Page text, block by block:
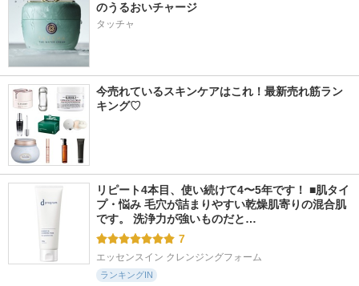
のうるおいチャージ
タッチャ
今売れているスキンケアはこれ！最新売れ筋ラン
キング♡
リピート4本目、使い続けて4〜5年です！ ■肌タイ
プ・悩み 毛穴が詰まりやすい乾燥肌寄りの混合肌
です。 洗浄力が強いものだと…
7
エッセンスイン クレンジングフォーム
ランキングIN